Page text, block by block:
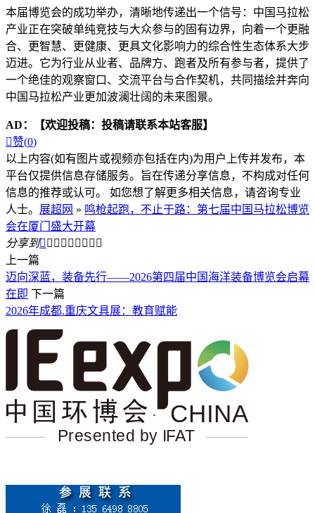
本届博览会的成功举办，清晰地传递出一个信号：中国马拉松
产业正在突破单纯竞技与大众参与的固有边界，向着一个更融
合、更智慧、更健康、更具文化影响力的综合性生态体系大步
迈进。它为行业从业者、品牌方、跑者及所有参与者，提供了
一个绝佳的观察窗口、交流平台与合作契机，共同描绘并奔向
中国马拉松产业更加波澜壮阔的未来图景。
AD：
【欢迎投稿：投稿请联系本站客服】
赞(0)
以上内容(如有图片或视频亦包括在内)为用户上传并发布，本
平台仅提供信息存储服务。旨在传递分享信息，不构成对任何
信息的推荐或认可。 如您想了解更多相关信息，请咨询专业
人士。 展超网 » 鸣枪起跑，不止于路：第七届中国马拉松博览
会在厦门盛大开幕
分享到        
上一篇
迈向深蓝，装备先行——2026第四届中国海洋装备博览会启幕
在即 下一篇
2026年成都.重庆文具展：教育赋能